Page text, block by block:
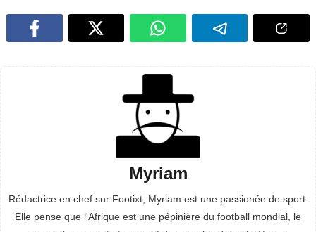
Myriam
Rédactrice en chef sur Footixt, Myriam est une passionée de sport.
Elle pense que l'Afrique est une pépinière du football mondial, le